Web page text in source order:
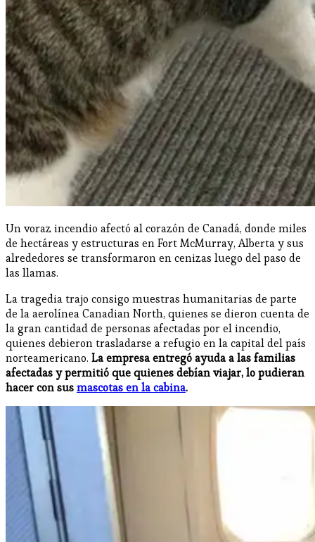
Un voraz incendio afectó al corazón de Canadá, donde miles
de hectáreas y estructuras en Fort McMurray, Alberta y sus
alrededores se transformaron en cenizas luego del paso de
las llamas.
La tragedia trajo consigo muestras humanitarias de parte
de la aerolínea Canadian North, quienes se dieron cuenta de
la gran cantidad de personas afectadas por el incendio,
quienes debieron trasladarse a refugio en la capital del país
norteamericano. La empresa entregó ayuda a las familias
afectadas y permitió que quienes debían viajar, lo pudieran
hacer con susmascotas en la cabina.